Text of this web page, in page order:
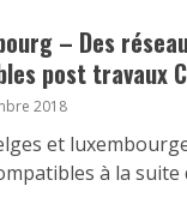
– Des
post travaux
2018
et
à la suite